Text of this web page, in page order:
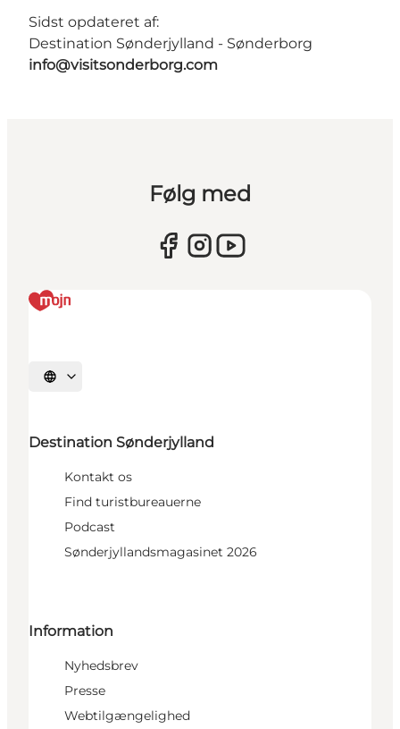
Sidst opdateret af:
Destination Sønderjylland - Sønderborg
info@visitsonderborg.com
Følg med
Vælg sprog
Destination Sønderjylland
Kontakt os
Find turistbureauerne
Podcast
Sønderjyllandsmagasinet 2026
Information
Nyhedsbrev
Presse
Webtilgængelighed